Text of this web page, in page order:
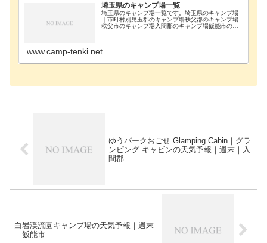
埼玉県のキャンプ場一覧
埼玉県のキャンプ場一覧です。埼玉県のキャンプ場
｜市町村別児玉郡のキャンプ場秩父郡のキャンプ場
秩父市のキャンプ場入間郡のキャンプ場飯能市のキ
www.camp-tenki.net
ゆうパークおごせ Glamping Cabin｜グラ
ンピング キャビンの天気予報｜週末｜入
間郡
白岩渓流園キャンプ場の天気予報｜週末
｜飯能市